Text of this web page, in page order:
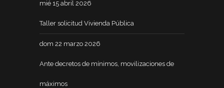
mié 15 abril 2026
Taller solicitud Vivienda Pública
dom 22 marzo 2026
Ante decretos de mínimos, movilizaciones de
máximos